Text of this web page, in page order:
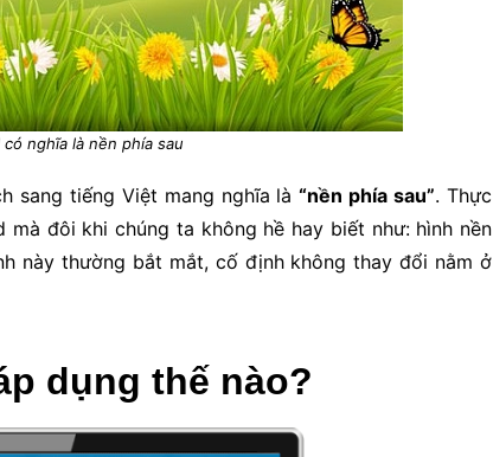
nghĩa là nền phía sau
sang tiếng Việt mang nghĩa là“nền phía sau”. Thực
đôi khi chúng ta không hề hay biết như: hình nền
này thường bắt mắt, cố định không thay đổi nằm ở
dụng thế nào?